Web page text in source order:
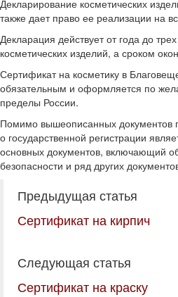
Декларирование косметических
также дает право ее реализации на
Декларация действует от года до
косметических изделий, а сроком
Сертификат на косметику в
обязательным и оформляется по
пределы России.
Помимо вышеописанных документов
о государственной регистрации
основных документов, включающий
безопасности и ряд других
Предыдущая статья
Сертификат на кирпич
Следующая статья
Сертификат на краску